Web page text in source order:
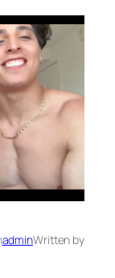
Written by
admin